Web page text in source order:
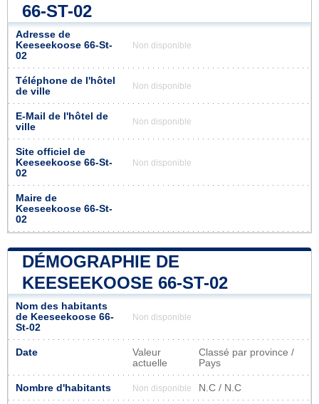
66-ST-02
Adresse de
Keeseekoose 66-St-
02
Non disponible
Téléphone de l'hôtel
de ville
Non disponible
E-Mail de l'hôtel de
ville
Non disponible
Site officiel de
Keeseekoose 66-St-
02
Non disponible
Maire de
Keeseekoose 66-St-
02
DÉMOGRAPHIE DE
KEESEEKOOSE 66-ST-02
Nom des habitants
de Keeseekoose 66-
St-02
Non disponible
Date
Valeur
actuelle
Classé par province /
Pays
Nombre d'habitants Non disponible N.C / N.C